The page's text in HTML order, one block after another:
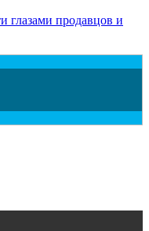
глазами продавцов и